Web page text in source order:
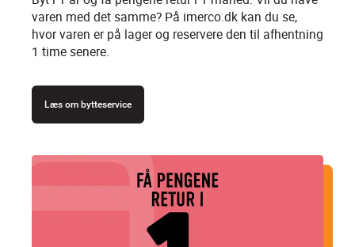
varen med det samme? På imerco.dk kan du se,
hvor varen er på lager og reservere den til afhentning
1 time senere.
Læs om bytteservice